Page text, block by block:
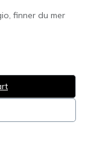
finner du mer